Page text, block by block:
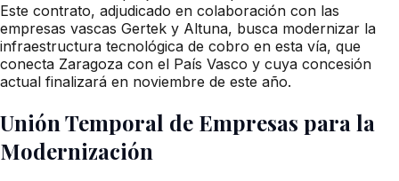
Este contrato, adjudicado en colaboración con las
empresas vascas Gertek y Altuna, busca modernizar la
infraestructura tecnológica de cobro en esta vía, que
conecta Zaragoza con el País Vasco y cuya concesión
actual finalizará en noviembre de este año.
Unión Temporal de Empresas para la
Modernización